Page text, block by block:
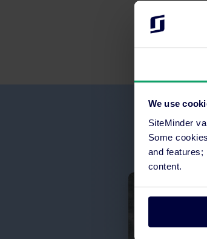
We use
SiteMinder
Some
and
content.